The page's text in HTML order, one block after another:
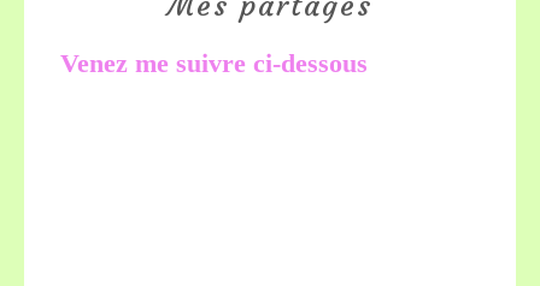
Venez me suivre ci-dessous